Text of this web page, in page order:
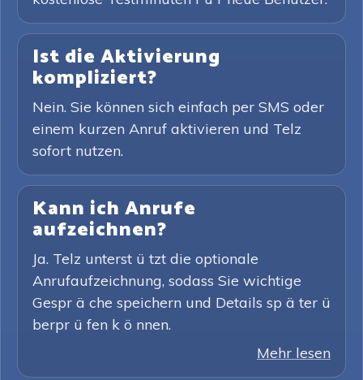
Ist die Aktivierung
kompliziert?
Nein. Sie können sich einfach per SMS oder
einem kurzen Anruf aktivieren und Telz
sofort nutzen.
Kann ich Anrufe
aufzeichnen?
Ja. Telz unterst ü tzt die optionale
Anrufaufzeichnung, sodass Sie wichtige
Gespr ä che speichern und Details sp ä ter ü
berpr ü fen k ö nnen.
Mehr lesen